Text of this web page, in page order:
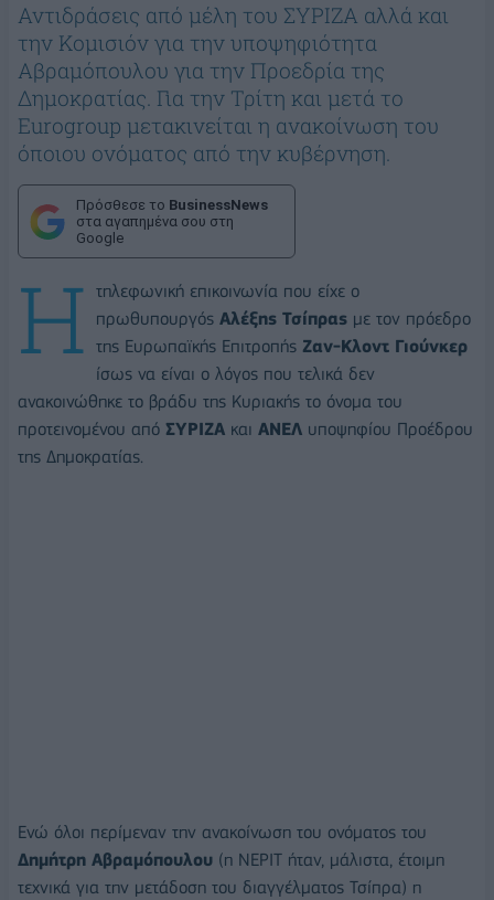
Αντιδράσεις από μέλη του ΣΥΡΙΖΑ αλλά και
την Κομισιόν για την υποψηφιότητα
Αβραμόπουλου για την Προεδρία της
Δημοκρατίας. Για την Τρίτη και μετά το
Eurogroup μετακινείται η ανακοίνωση του
όποιου ονόματος από την κυβέρνηση.
Πρόσθεσε το BusinessNews
στα αγαπημένα σου στη
Google
Η τηλεφωνική επικοινωνία που είχε ο
πρωθυπουργός Αλέξης Τσίπρας με τον πρόεδρο
της Ευρωπαϊκής Επιτροπής Ζαν-Κλοντ Γιούνκερ
ίσως να είναι ο λόγος που τελικά δεν
ανακοινώθηκε το βράδυ της Κυριακής το όνομα του
προτεινομένου από ΣΥΡΙΖΑ και ΑΝΕΛ υποψηφίου Προέδρου
της Δημοκρατίας.
Ενώ όλοι περίμεναν την ανακοίνωση του ονόματος του
Δημήτρη Αβραμόπουλου (η NEΡΙΤ ήταν, μάλιστα, έτοιμη
τεχνικά για την μετάδοση του διαγγέλματος Τσίπρα) η